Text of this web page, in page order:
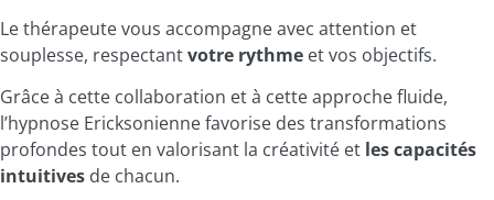
Le thérapeute vous accompagne avec attention et
souplesse, respectantvotre rythme et vos objectifs.
Grâce à cette collaboration et à cette approche fluide,
l’hypnose Ericksonienne favorise des transformations
profondes tout en valorisant la créativité et les capacités
intuitives de chacun.